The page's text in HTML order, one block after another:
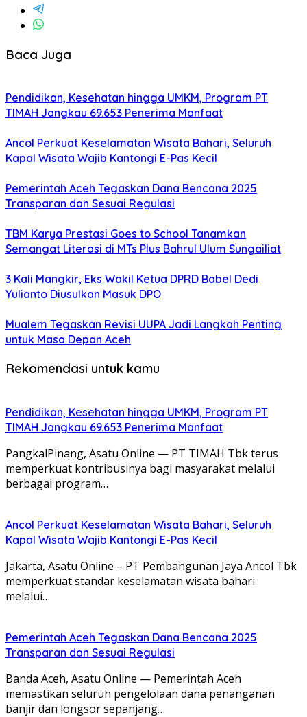
Baca Juga
Pendidikan, Kesehatan hingga UMKM, Program PT
TIMAH Jangkau 69.653 Penerima Manfaat
Ancol Perkuat Keselamatan Wisata Bahari, Seluruh
Kapal Wisata Wajib Kantongi E-Pas Kecil
Pemerintah Aceh Tegaskan Dana Bencana 2025
Transparan dan Sesuai Regulasi
TBM Karya Prestasi Goes to School Tanamkan
Semangat Literasi di MTs Plus Bahrul Ulum Sungailiat
3 Kali Mangkir, Eks Wakil Ketua DPRD Babel Dedi
Yulianto Diusulkan Masuk DPO
Mualem Tegaskan Revisi UUPA Jadi Langkah Penting
untuk Masa Depan Aceh
Rekomendasi untuk kamu
Pendidikan, Kesehatan hingga UMKM, Program PT
TIMAH Jangkau 69.653 Penerima Manfaat
PangkalPinang, Asatu Online — PT TIMAH Tbk terus
memperkuat kontribusinya bagi masyarakat melalui
berbagai program…
Ancol Perkuat Keselamatan Wisata Bahari, Seluruh
Kapal Wisata Wajib Kantongi E-Pas Kecil
Jakarta, Asatu Online – PT Pembangunan Jaya Ancol Tbk
memperkuat standar keselamatan wisata bahari
melalui…
Pemerintah Aceh Tegaskan Dana Bencana 2025
Transparan dan Sesuai Regulasi
Banda Aceh, Asatu Online — Pemerintah Aceh
memastikan seluruh pengelolaan dana penanganan
banjir dan longsor sepanjang…